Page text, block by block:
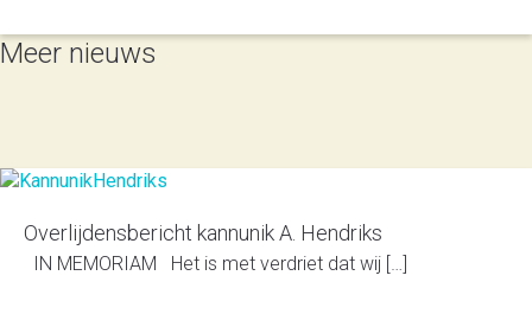
Meer nieuws
Overlijdensbericht kannunik A. Hendriks
IN MEMORIAM Het is met verdriet dat wij […]